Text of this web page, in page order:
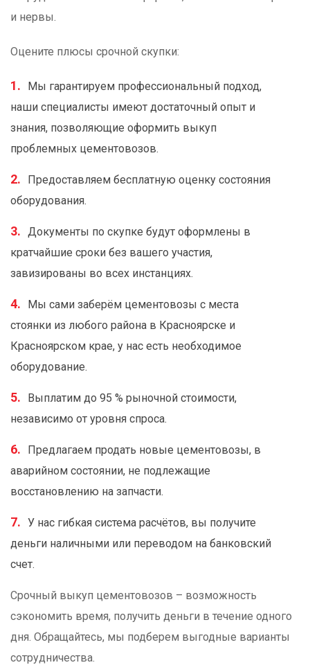
и нервы.
Оцените плюсы срочной скупки:
Мы гарантируем профессиональный подход,
наши специалисты имеют достаточный опыт и
знания, позволяющие оформить выкуп
проблемных цементовозов.
Предоставляем бесплатную оценку состояния
оборудования.
Документы по скупке будут оформлены в
кратчайшие сроки без вашего участия,
завизированы во всех инстанциях.
Мы сами заберём цементовозы с места
стоянки из любого района в Красноярске и
Красноярском крае, у нас есть необходимое
оборудование.
Выплатим до 95 % рыночной стоимости,
независимо от уровня спроса.
Предлагаем продать новые цементовозы, в
аварийном состоянии, не подлежащие
восстановлению на запчасти.
У нас гибкая система расчётов, вы получите
деньги наличными или переводом на банковский
счет.
Срочный выкуп цементовозов – возможность
сэкономить время, получить деньги в течение одного
дня. Обращайтесь, мы подберем выгодные варианты
сотрудничества.